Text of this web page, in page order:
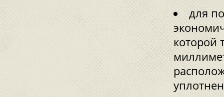
для
которой